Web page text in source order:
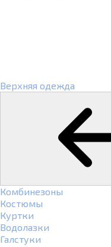
Верхняя одежда
Комбинезоны
Костюмы
Куртки
Водолазки
Галстуки